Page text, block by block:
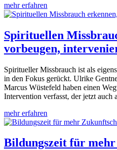
mehr erfahren
Spirituellen
vorbeugen,
Spiritueller Missbrauch ist als
in den Fokus gerückt. Ulrike
Marcus Wüstefeld haben einen
Intervention verfasst, der jetzt auch
mehr erfahren
Bildungszeit für